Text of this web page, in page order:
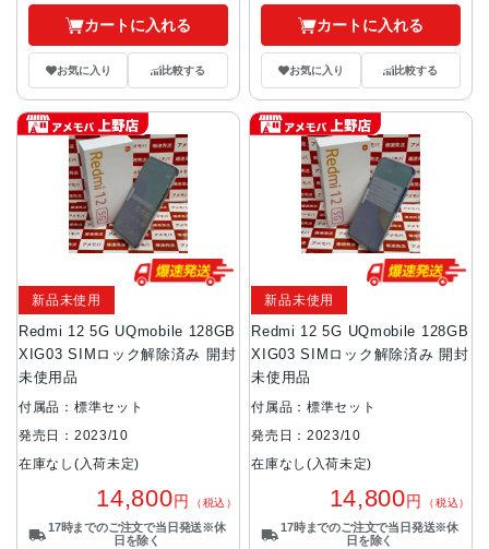
カートに入れる
お気に入り 比較する
カートに入れる
お気に入り 比較する
Redmi 12 5G UQmobile 128GB
XIG03 SIMロック解除済み 開封
未使用品
新品未使用
付属品：標準セット
発売日：2023/10
在庫なし(入荷未定)
14,800円 （税込）
17時までのご注文で当日発送※休
日を除く
Redmi 12 5G UQmobile 128GB
XIG03 SIMロック解除済み 開封
未使用品
新品未使用
付属品：標準セット
発売日：2023/10
在庫なし(入荷未定)
14,800円 （税込）
17時までのご注文で当日発送※休
日を除く